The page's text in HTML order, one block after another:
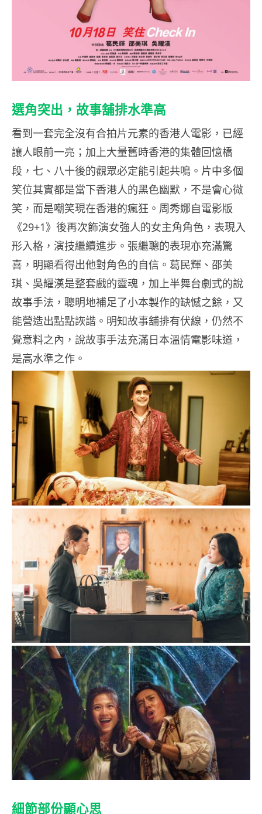
選角突出，故事舖排水準高
看到一套完全沒有合拍片元素的香港人電影，已經
讓人眼前一亮；加上大量舊時香港的集體回憶橋
段，七、八十後的觀眾必定能引起共鳴。片中多個
笑位其實都是當下香港人的黑色幽默，不是會心微
笑，而是嘲笑現在香港的瘋狂。周秀娜自電影版
《29+1》後再次飾演女強人的女主角角色，表現入
形入格，演技繼續進步。張繼聰的表現亦充滿驚
喜，明顯看得出他對角色的自信。葛民輝、邵美
琪、吳耀漢是整套戲的靈魂，加上半舞台劇式的說
故事手法，聰明地補足了小本製作的缺憾之餘，又
能營造出點點詼諧。明知故事舖排有伏線，仍然不
覺意料之內，說故事手法充滿日本溫情電影味道，
是高水準之作。
細節部份顯心思